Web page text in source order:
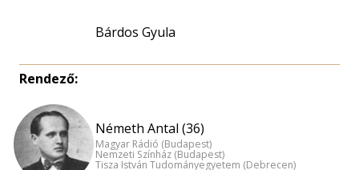
Bárdos Gyula
Rendező:
Németh Antal (36)
Magyar Rádió (Budapest)
Nemzeti Színház (Budapest)
Tisza István Tudományegyetem (Debrecen)